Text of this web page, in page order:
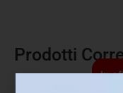
Prodotti
In